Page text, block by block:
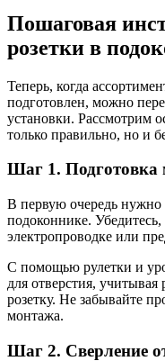
Пошаговая
розетки в
Теперь, когда
подготовлен, можно
установки. Рассмотрим
только правильно, но и
Шаг 1. Подготовка
В первую очередь нужно
подоконнике.
электропроводке или
С помощью рулетки и
для отверстия,
розетку. Не забывайте
монтажа.
Шаг 2. Сверление